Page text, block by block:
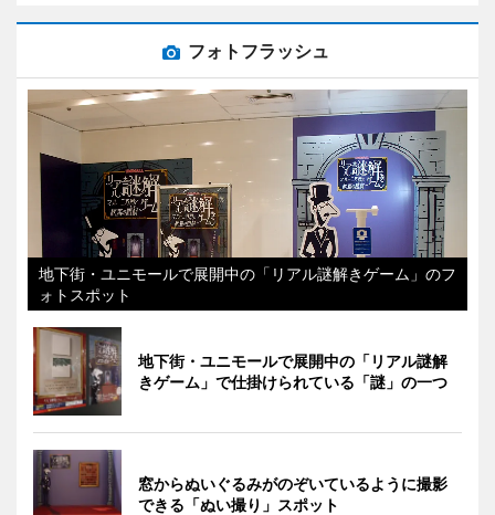
フォトフラッシュ
地下街・ユニモールで展開中の「リアル謎解きゲーム」のフ
ォトスポット
地下街・ユニモールで展開中の「リアル謎解
きゲーム」で仕掛けられている「謎」の一つ
窓からぬいぐるみがのぞいているように撮影
できる「ぬい撮り」スポット